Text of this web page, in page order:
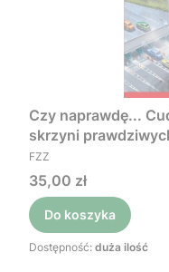
Czy naprawdę...
skrzyni
PRODUCENT
FZZ
Cena
35,00 zł
Do koszyka
Dostępność: duża ilość